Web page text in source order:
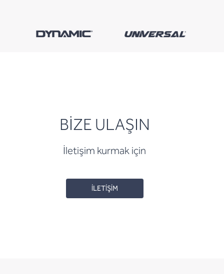
BİZE ULAŞIN
İletişim kurmak için
İLETİŞİM